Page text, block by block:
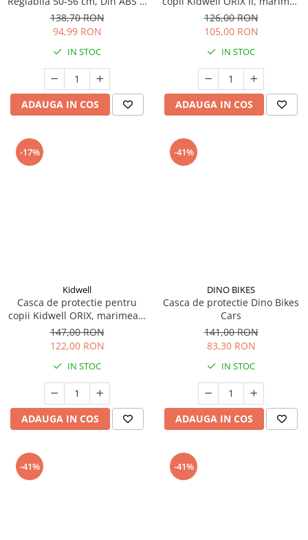
EPS, Bej
138,70 RON
94,99 RON
IN STOC
ADAUGA IN COS
S 48-52 cm - Black
126,00 RON
105,00 RON
IN STOC
ADAUGA IN COS
-17%
Kidwell
Casca de protectie pentru
copii Kidwell ORIX, marimea S
48 - 52 cm - Alb
147,00 RON
122,00 RON
IN STOC
ADAUGA IN COS
-41%
DINO BIKES
Casca de protectie Dino Bikes
Cars
141,00 RON
83,30 RON
IN STOC
ADAUGA IN COS
-41% -41%